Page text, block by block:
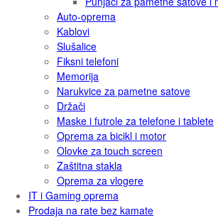
Auto-oprema
Kablovi
Slušalice
Fiksni telefoni
Memorija
Narukvice za pametne satove
Držači
Maske i futrole za telefone i tablete
Oprema za bicikl i motor
Olovke za touch screen
Zaštitna stakla
Oprema za vlogere
IT i Gaming oprema
Prodaja na rate bez kamate